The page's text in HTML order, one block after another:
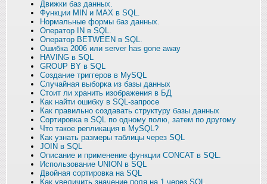
Движки баз данных.
Функции MIN и MAX в SQL.
Нормальные формы баз данных.
Оператор IN в SQL.
Оператор BETWEEN в SQL.
Ошибка 2006 или server has gone away
HAVING в SQL
GROUP BY в SQL
Создание триггеров в MySQL
Случайная выборка из базы данных
Стоит ли хранить изображения в БД
Как найти ошибку в SQL-запросе
Как правильно создавать структуру базы данных
Сортировка в SQL по одному полю, затем по другому
Что такое репликация в MySQL?
Как узнать размеры таблицы через SQL
JOIN в SQL
Описание и применение функции CONCAT в SQL.
Использование UNION в SQL
Двойная сортировка на SQL
Как увеличить значение поля на 1 через SQL